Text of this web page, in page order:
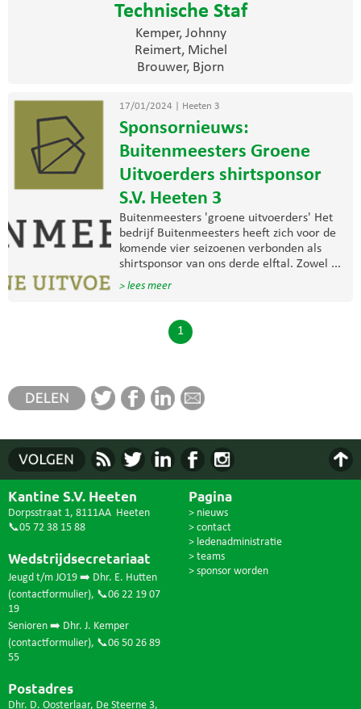
Technische Staf
Kemper, Johnny
Reimert, Michel
Brouwer, Bjorn
17/01/2024 Heeten 3
Sponsornieuws:
Buitenmeesters Groene
Uitvoerders shirtsponsor
S.V. Heeten 3
Buitenmeesters 'groene uitvoerders' Het
bedrijf Buitenmeesters heeft zich voor de
komende vier seizoenen verbonden als
shirtsponsor van ons derde elftal. Zowel ...
> lees meer
1
Kantine S.V. Heeten
Dorpsstraat 1, 8111AA Heeten
📞05 72 38 15 88
Wedstrijdsecretariaat
Jeugd t/m JO19 ➡️ Dhr. E. Hutten
(contactformulier), 📞06 22 19 07
19
Senioren ➡️ Dhr. J. Kemper
(contactformulier), 📞06 50 26 89
55
Postadres
Dhr. D. Oosterlaar, De Steerne 3,
Pagina
> nieuws
> contact
> ledenadministratie
> teams
> sponsor worden